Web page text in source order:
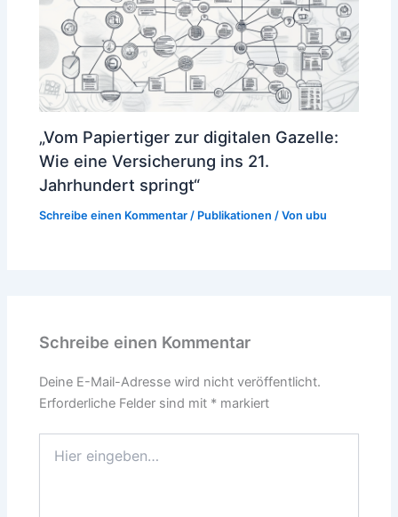
„Vom Papiertiger zur digitalen Gazelle:
Wie eine Versicherung ins 21.
Jahrhundert springt“
Schreibe einen Kommentar / Publikationen / Vonubu
Schreibe einen Kommentar
Deine E-Mail-Adresse wird nicht veröffentlicht.
Erforderliche Felder sind mit * markiert
eingeben…